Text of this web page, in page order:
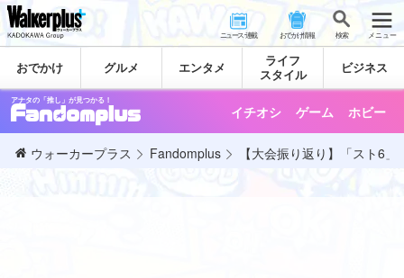
ニュース･連載 おでかけ情報 検 索 メニュー
おでかけ グルメ エンタメ
ライフ
スタイル
ビジネス
アナタの「推し」が見つかる！
イチオシ ゲーム ホビー
ウォーカープラス Fandomplus 【大会振り返り】「スト6